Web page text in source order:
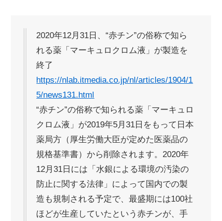
2020年12月31日、“赤チン”の俗称で知ら
れる薬「マーキュロクロム液」が製造を
終了
https://nlab.itmedia.co.jp/nl/articles/1904/1
5/news131.html
“赤チン”の俗称で知られる薬「マーキュロ
クロム液」が2019年5月31日をもって日本
薬局方（厚生労働大臣が定めた医薬品の
規格基準書）から削除されます。2020年
12月31日には「水銀による環境の汚染の
防止に関する法律」によって国内での製
造も規制される予定で、最盛期には100社
ほどが生産していたという赤チンが、手